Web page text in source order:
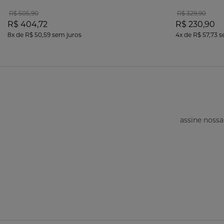
R$ 505,90
R$ 404,72
8xde R$ 50,59sem juros
R$ 329,90
R$ 230,90
4xde R$ 57,73
assine